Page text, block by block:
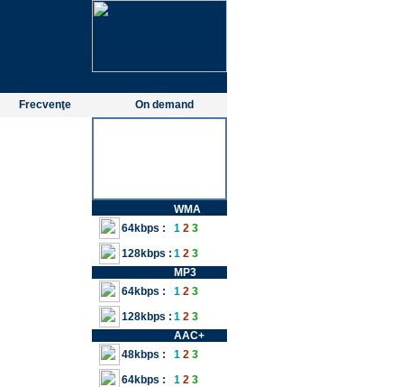
Frecvenţe
On demand
WMA
64kbps :
1 2 3
128kbps : 1 2 3
MP3
64kbps :
1 2 3
128kbps : 1 2 3
AAC+
48kbps :
1 2 3
64kbps :
1 2 3